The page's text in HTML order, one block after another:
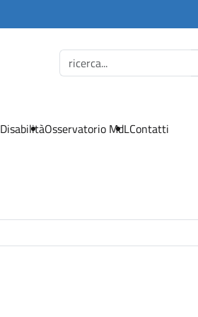
DisabilitàOsservatorio MdLContatti